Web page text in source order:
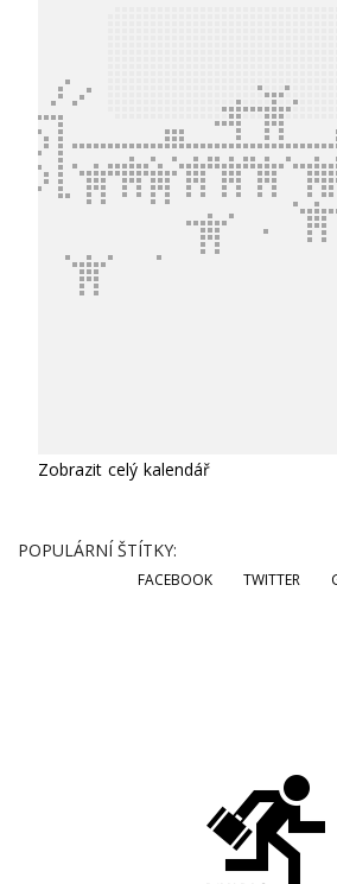
Zobrazit celý kalendář
POPULÁRNÍ ŠTÍTKY:
FACEBOOK TWITTER